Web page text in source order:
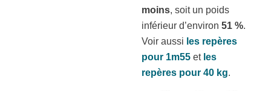
moins, soit un poids
inférieur d’environ 51 %.
Voir aussi les repères
pour 1m55 et les
repères pour 40 kg.